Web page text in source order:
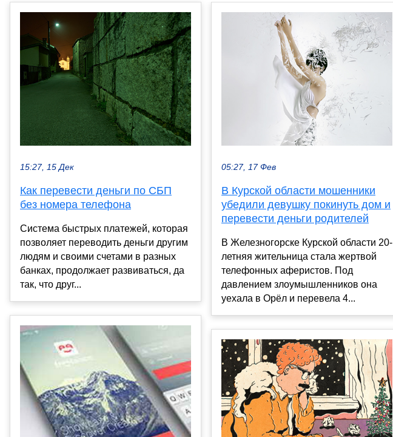
15:27, 15 Дек
Как перевести деньги по СБП
без номера телефона
Система быстрых платежей, которая
позволяет переводить деньги другим
людям и своими счетами в разных
банках, продолжает развиваться, да
так, что друг...
05:27, 17 Фев
В Курской области мошенники
убедили девушку покинуть дом и
перевести деньги родителей
В Железногорске Курской области 20-
летняя жительница стала жертвой
телефонных аферистов. Под
давлением злоумышленников она
уехала в Орёл и перевела 4...